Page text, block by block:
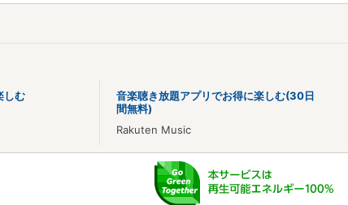
しむ
音楽聴き放題アプリでお得に楽しむ(30日
間無料)
Rakuten Music